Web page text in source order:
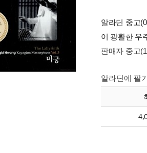
알라딘 중고
이 광활한 우
판매자 중고
알라딘에 팔